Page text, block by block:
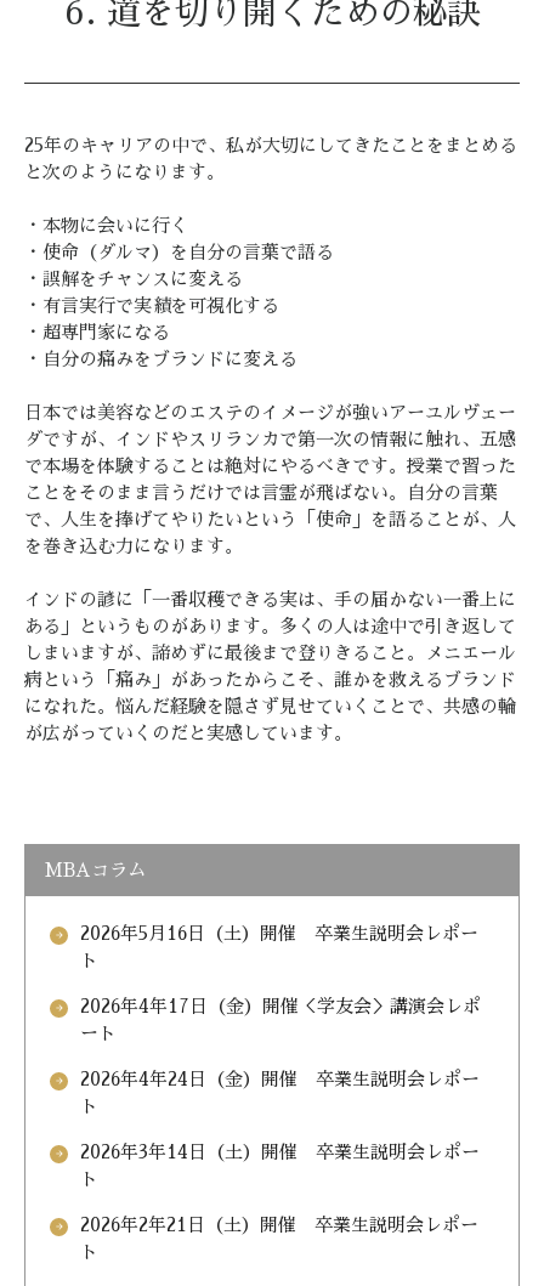
6. 道を切り開くための秘訣
25年のキャリアの中で、私が大切にしてきたことをまとめる
と次のようになります。
・本物に会いに行く
・使命（ダルマ）を自分の言葉で語る
・誤解をチャンスに変える
・有言実行で実績を可視化する
・超専門家になる
・自分の痛みをブランドに変える
日本では美容などのエステのイメージが強いアーユルヴェー
ダですが、インドやスリランカで第一次の情報に触れ、五感
で本場を体験することは絶対にやるべきです。授業で習った
ことをそのまま言うだけでは言霊が飛ばない。自分の言葉
で、人生を捧げてやりたいという「使命」を語ることが、人
を巻き込む力になります。
インドの諺に「一番収穫できる実は、手の届かない一番上に
ある」というものがあります。多くの人は途中で引き返して
しまいますが、諦めずに最後まで登りきること。メニエール
病という「痛み」があったからこそ、誰かを救えるブランド
になれた。悩んだ経験を隠さず見せていくことで、共感の輪
が広がっていくのだと実感しています。
MBAコラム
arrow_forward
2026年5月16日（土）開催 卒業生説明会レポー
ト
arrow_forward
2026年4年17日（金）開催＜学友会＞講演会レポ
ート
arrow_forward
2026年4年24日（金）開催 卒業生説明会レポー
ト
arrow_forward
2026年3年14日（土）開催 卒業生説明会レポー
ト
arrow_forward
2026年2年21日（土）開催 卒業生説明会レポー
ト